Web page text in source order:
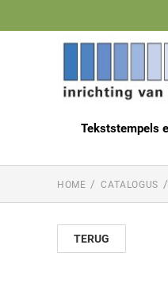
Tekststempels
HOME CATALOGUS
TERUG